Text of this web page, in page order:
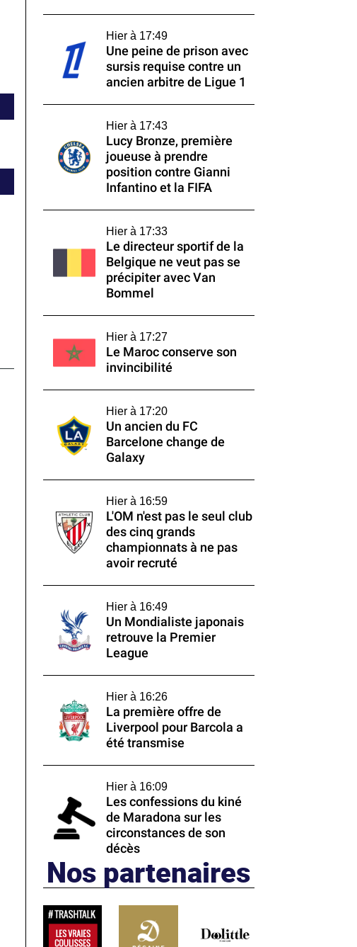
Hier à 17:49
Une peine de prison avec
sursis requise contre un
ancien arbitre de Ligue 1
Hier à 17:43
Lucy Bronze, première
joueuse à prendre
position contre Gianni
Infantino et la FIFA
Hier à 17:33
Le directeur sportif de la
Belgique ne veut pas se
précipiter avec Van
Bommel
Hier à 17:27
Le Maroc conserve son
invincibilité
Hier à 17:20
Un ancien du FC
Barcelone change de
Galaxy
Hier à 16:59
L'OM n'est pas le seul club
des cinq grands
championnats à ne pas
avoir recruté
Hier à 16:49
Un Mondialiste japonais
retrouve la Premier
League
Hier à 16:26
La première offre de
Liverpool pour Barcola a
été transmise
Hier à 16:09
Les confessions du kiné
de Maradona sur les
circonstances de son
décès
Nos partenaires